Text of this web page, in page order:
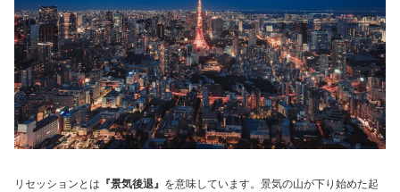
リセッションとは 『景気後退』 を意味しています。景気の山が下り始めた起